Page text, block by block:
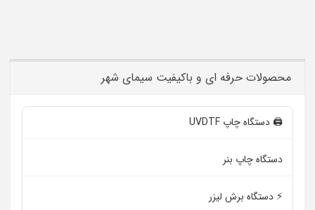
محصولات حرفه ای و باکیفیت سیمای شهر
🖨️ دستگاه چاپ UVDTF
دستگاه چاپ بنر
⚡ دستگاه برش لیزر